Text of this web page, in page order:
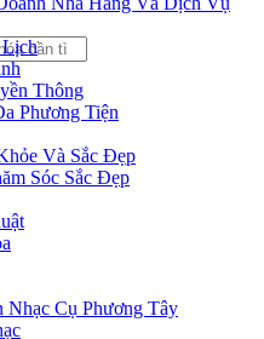
Thông
Phương Tiện
Và Sắc Đẹp
Sóc Sắc Đẹp
Nhạc Cụ Phương Tây